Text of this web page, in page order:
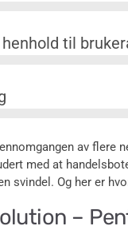
til
av flere
med at
svindel. Og her er
–